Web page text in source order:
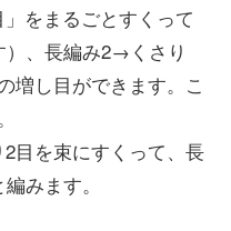
をまるごとすくって
）、長編み2→くさり
増し目ができます。こ
目を束にすくって、長
みます。